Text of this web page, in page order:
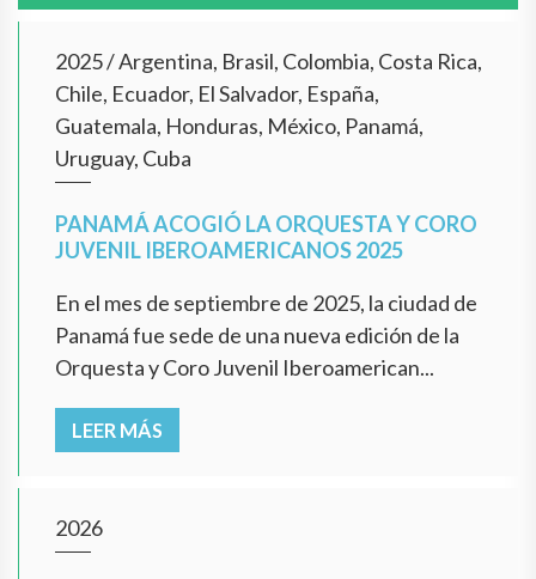
2025/Argentina, Brasil, Colombia, Costa Rica,
Chile, Ecuador, El Salvador, España,
Guatemala, Honduras, México, Panamá,
Uruguay, Cuba
PANAMÁ ACOGIÓ LA ORQUESTA Y CORO
JUVENIL IBEROAMERICANOS 2025
En el mes de septiembre de 2025, la ciudad de
Panamá fue sede de una nueva edición de la
Orquesta y Coro Juvenil Iberoamerican...
LEER MÁS
2026